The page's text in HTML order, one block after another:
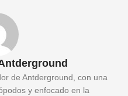
de Antderground, con una
y enfocado en la